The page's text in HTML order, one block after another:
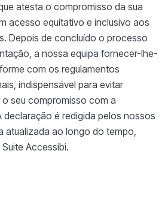
atesta o compromisso da sua
acesso equitativo e inclusivo aos
Depois de concluído o processo
a nossa equipa fornecer-lhe-
com os regulamentos
indispensável para evitar
seu compromisso com a
declaração é redigida pelos nossos
atualizada ao longo do tempo,
Accessibi.